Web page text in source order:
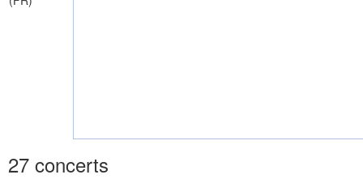
27 concerts